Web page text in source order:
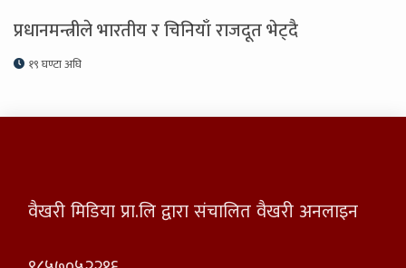
प्रधानमन्त्रीले भारतीय र चिनियाँ राजदूत भेट्दै
१९ घण्टा अघि
वैखरी मिडिया प्रा.लि द्वारा संचालित वैखरी अनलाइन